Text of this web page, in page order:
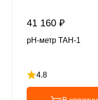
41 160 ₽
pH-метр ТАН-1
4.8
Рейтинг 4.8 из 5